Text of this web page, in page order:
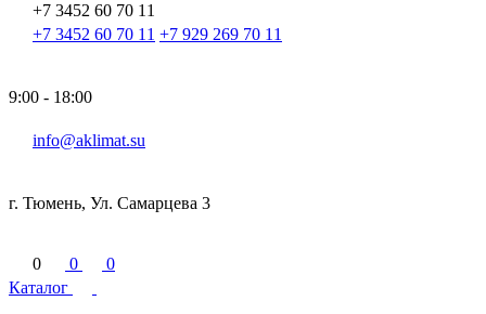
+7 3452 60 70 11
+7 3452 60 70 11 +7 929 269 70 11
9:00 - 18:00
info@aklimat.su
г. Тюмень, Ул. Самарцева 3
0 0
0
Каталог